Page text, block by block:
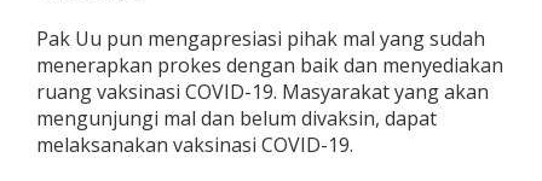
Pak Uu pun mengapresiasi pihak mal yang sudah
menerapkan prokes dengan baik dan menyediakan
ruang vaksinasi COVID-19. Masyarakat yang akan
mengunjungi mal dan belum divaksin, dapat
melaksanakan vaksinasi COVID-19.